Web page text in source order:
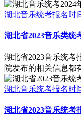
湖北音乐统考报名时
湖北省2023音乐类统
湖北省2023音乐统考
院发布的相关信息都
湖北音乐统考报名时
湖北省2023音乐统考